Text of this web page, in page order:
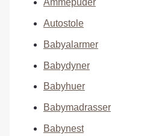
Ammepuder
Autostole
Babyalarmer
Babydyner
Babyhuer
Babymadrasser
Babynest